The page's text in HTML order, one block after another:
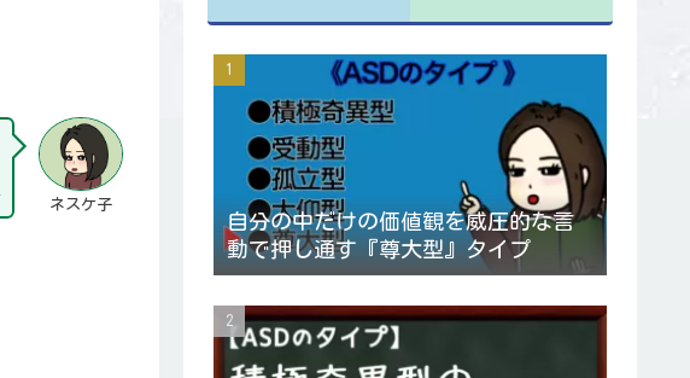
ネスケ子
自分の中だけの価値観を威圧的な言
動で押し通す『尊大型』タイプ